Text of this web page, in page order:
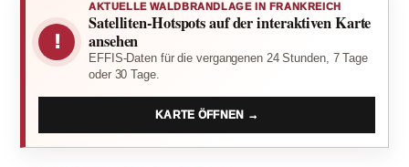
!
AKTUELLE WALDBRANDLAGE IN FRANKREICH
Satelliten-Hotspots auf der interaktiven Karte
ansehen
EFFIS-Daten für die vergangenen 24 Stunden, 7 Tage
oder 30 Tage.
KARTE ÖFFNEN →